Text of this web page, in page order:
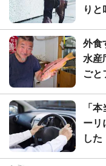
りと
外食
水産
ごと
「
ーリ
した